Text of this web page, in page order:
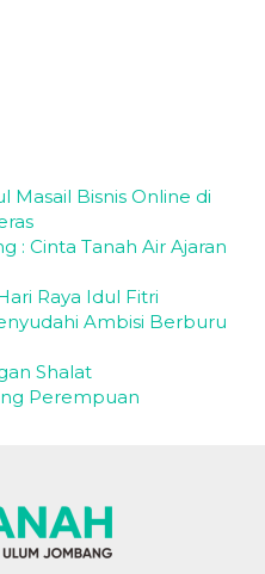
Masail Bisnis Online di
: Cinta Tanah Air Ajaran
Raya Idul Fitri
Ambisi Berburu
Shalat
Perempuan